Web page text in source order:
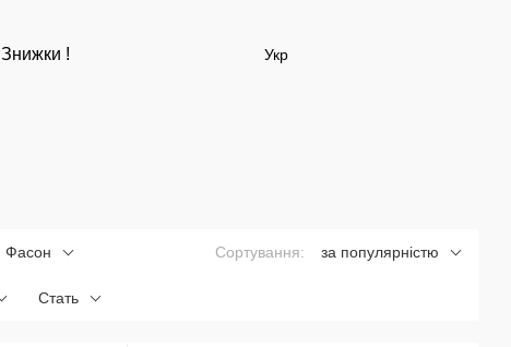
Знижки ! Укр
Фасон
Стать
Сортування: за популярністю